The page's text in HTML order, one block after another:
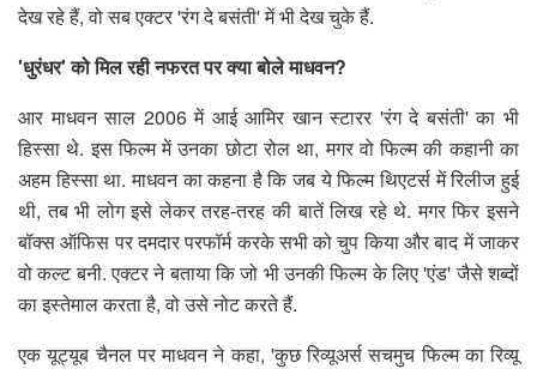
देख रहे हैं, वो सब एक्टर 'रंग दे बसंती' में भी देख चुके हैं.
'धुरंधर' को मिल रही नफरत पर क्या बोले माधवन?
आर माधवन साल 2006 में आई आमिर खान स्टारर 'रंग दे बसंती' का भी
हिस्सा थे. इस फिल्म में उनका छोटा रोल था, मगर वो फिल्म की कहानी का
अहम हिस्सा था. माधवन का कहना है कि जब ये फिल्म थिएटर्स में रिलीज हुई
थी, तब भी लोग इसे लेकर तरह-तरह की बातें लिख रहे थे. मगर फिर इसने
बॉक्स ऑफिस पर दमदार परफॉर्म करके सभी को चुप किया और बाद में जाकर
वो कल्ट बनी. एक्टर ने बताया कि जो भी उनकी फिल्म के लिए 'एंड' जैसे शब्दों
का इस्तेमाल करता है, वो उसे नोट करते हैं.
एक यूट्यूब चैनल पर माधवन ने कहा, 'कुछ रिव्यूअर्स सचमुच फिल्म का रिव्यू